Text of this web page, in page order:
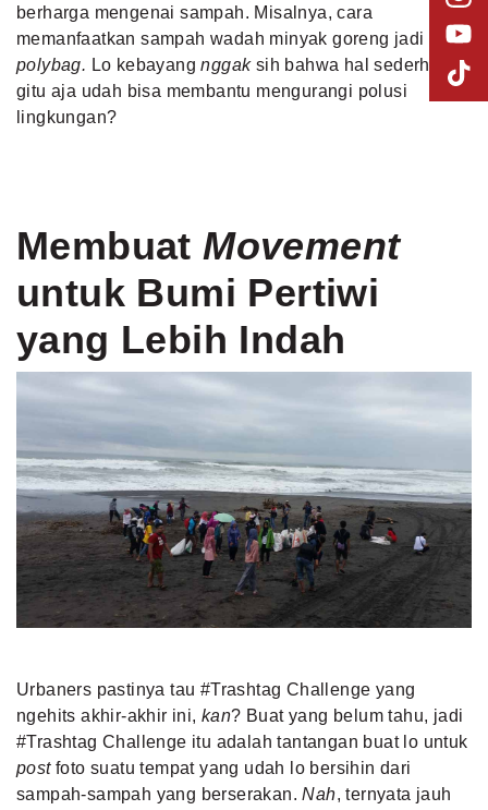
berharga mengenai sampah. Misalnya, cara
memanfaatkan sampah wadah minyak goreng jadi
polybag. Lo kebayangnggaksih bahwa hal sederhana
gitu aja udah bisa membantu mengurangi polusi
lingkungan?
Membuat Movement
untuk Bumi Pertiwi
yang Lebih Indah
Urbaners pastinya tau #Trashtag Challenge yang
ngehits akhir-akhir ini, kan? Buat yang belum tahu, jadi
#Trashtag Challenge itu adalah tantangan buat lo untuk
postfoto suatu tempat yang udah lo bersihin dari
sampah-sampah yang berserakan.Nah, ternyata jauh